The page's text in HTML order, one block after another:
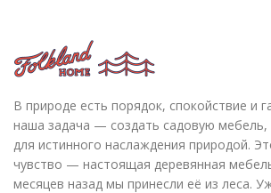
В природе есть порядок, спокойствие и
наша задача — создать садовую мебель,
для истинного наслаждения природой.
чувство — настоящая деревянная
месяцев назад мы принесли её из леса.